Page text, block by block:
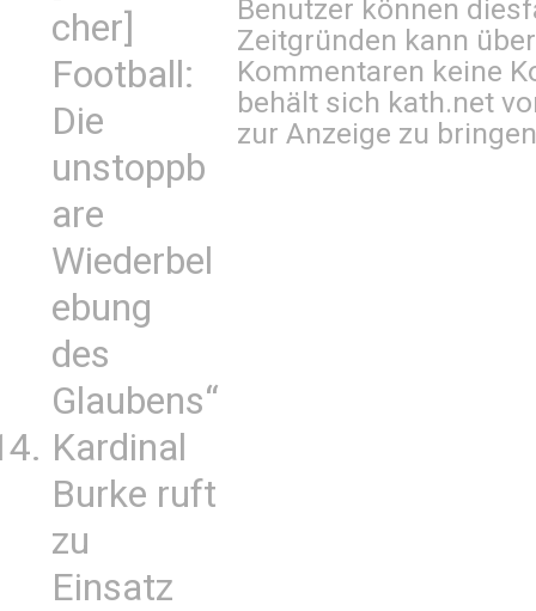
cher]
Football:
Die
unstoppb
are
Wiederbel
ebung
des
Glaubens“
Kardinal
Burke ruft
zu
Einsatz
Benutzer können
Zeitgründen kann
Kommentaren keine
behält sich kath.net
zur Anzeige zu